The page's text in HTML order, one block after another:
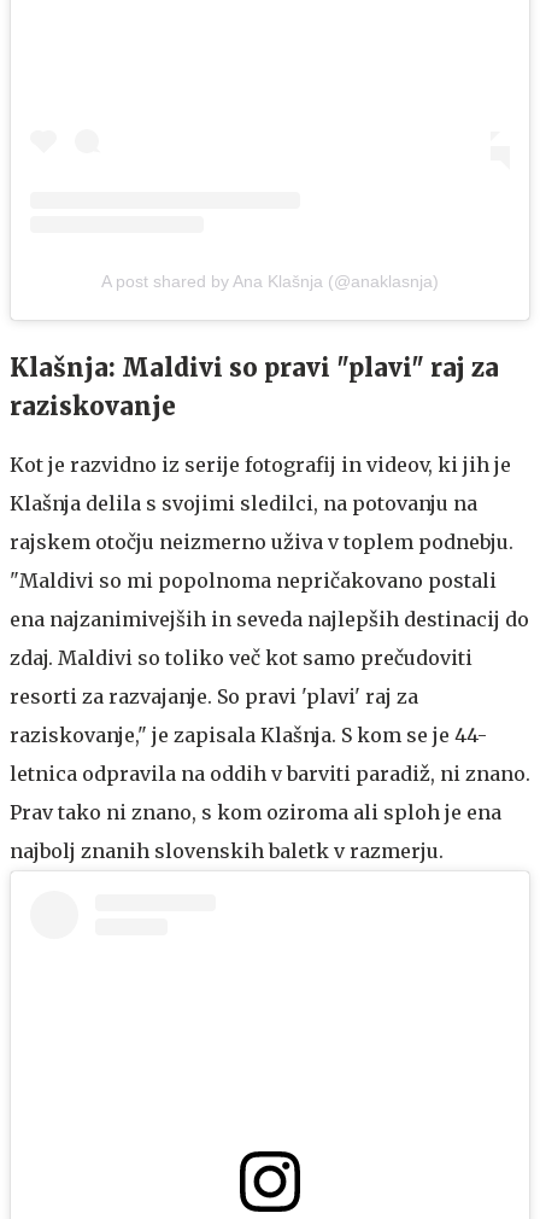
A post shared by Ana Klašnja (@anaklasnja)
Klašnja: Maldivi so pravi "plavi" raj za
raziskovanje
Kot je razvidno iz serije fotografij in videov, ki jih je
Klašnja delila s svojimi sledilci, na potovanju na
rajskem otočju neizmerno uživa v toplem podnebju.
"Maldivi so mi popolnoma nepričakovano postali
ena najzanimivejših in seveda najlepših destinacij do
zdaj. Maldivi so toliko več kot samo prečudoviti
resorti za razvajanje. So pravi 'plavi' raj za
raziskovanje," je zapisala Klašnja. S kom se je 44-
letnica odpravila na oddih v barviti paradiž, ni znano.
Prav tako ni znano, s kom oziroma ali sploh je ena
najbolj znanih slovenskih baletk v razmerju.